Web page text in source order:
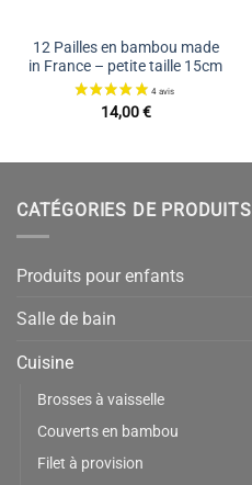
12 Pailles en bambou made
in France – petite taille 15cm
14,00€
CATÉGORIES DE PRODUITS
Produits pour enfants
Salle de bain
Cuisine
Brosses à vaisselle
Couverts en bambou
Filet à provision